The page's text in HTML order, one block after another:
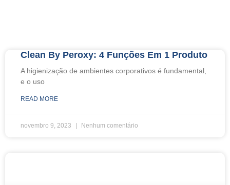
Clean By Peroxy: 4 Funções Em 1 Produto
A higienização de ambientes corporativos é fundamental,
e o uso
READ MORE
novembro 9, 2023 Nenhum comentário